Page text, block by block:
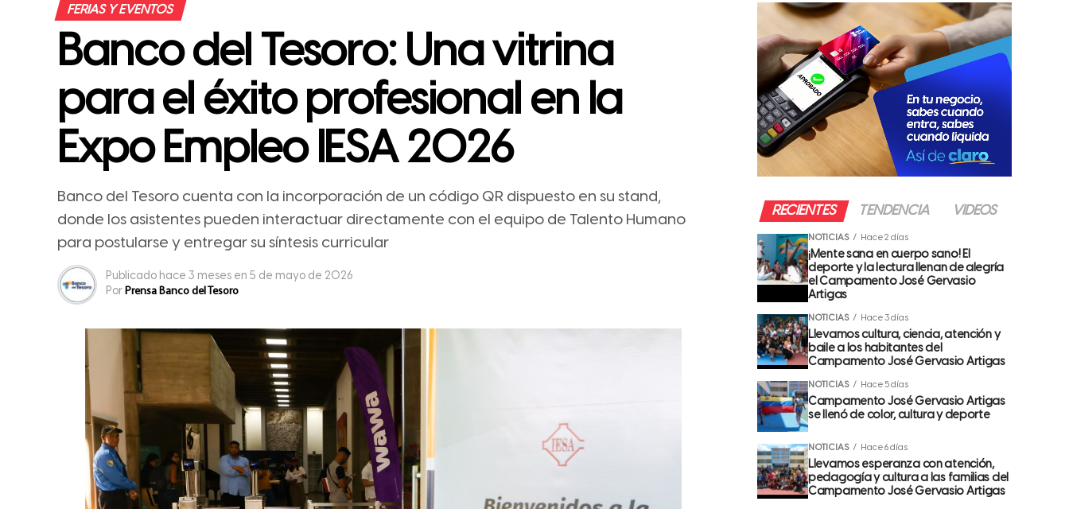
FERIAS Y EVENTOS
Banco del Tesoro: Una vitrina
para el éxito profesional en la
Expo Empleo IESA 2026
Banco del Tesoro cuenta con la incorporación de un código QR dispuesto en su stand,
donde los asistentes pueden interactuar directamente con el equipo de Talento Humano
para postularse y entregar su síntesis curricular
Publicado hace 3 meses en 5 de mayo de 2026
Por Prensa Banco del Tesoro
RECIENTES TENDENCIA VIDEOS
NOTICIAS Hace 2 días
¡Mente sana en cuerpo sano! El
deporte y la lectura llenan de alegría
el Campamento José Gervasio
Artigas
NOTICIAS Hace 3 días
Llevamos cultura, ciencia, atención y
baile a los habitantes del
Campamento José Gervasio Artigas
NOTICIAS Hace 5 días
Campamento José Gervasio Artigas
se llenó de color, cultura y deporte
NOTICIAS Hace 6 días
Llevamos esperanza con atención,
pedagogía y cultura a las familias del
Campamento José Gervasio Artigas